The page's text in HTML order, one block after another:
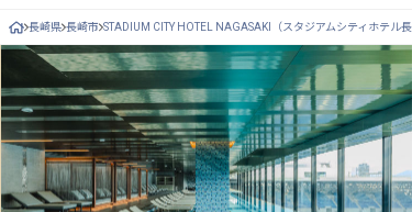
求人・施設を探す
キープした求人
就職・転職 合同説明会
おもてなしHRについて
長崎県 長崎市 STADIUM CITY HOTEL NAGASAKI（スタジアムシティホテル長